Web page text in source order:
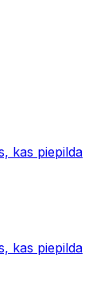
kas piepilda
kas piepilda